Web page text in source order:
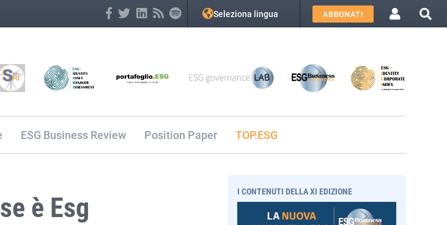
Seleziona lingua ABBONATI
ESG Business Review Position Paper TOP.ESG
è Esg I CONTENUTI DELLA XI EDIZIONE